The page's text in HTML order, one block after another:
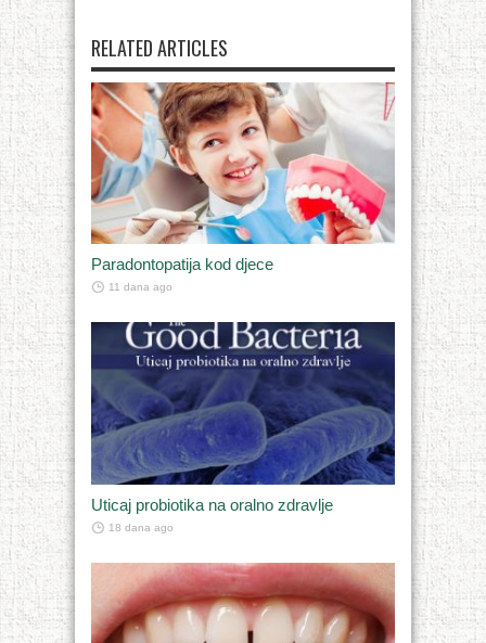
RELATED ARTICLES
Paradontopatija kod djece
11 dana ago
Uticaj probiotika na oralno zdravlje
18 dana ago